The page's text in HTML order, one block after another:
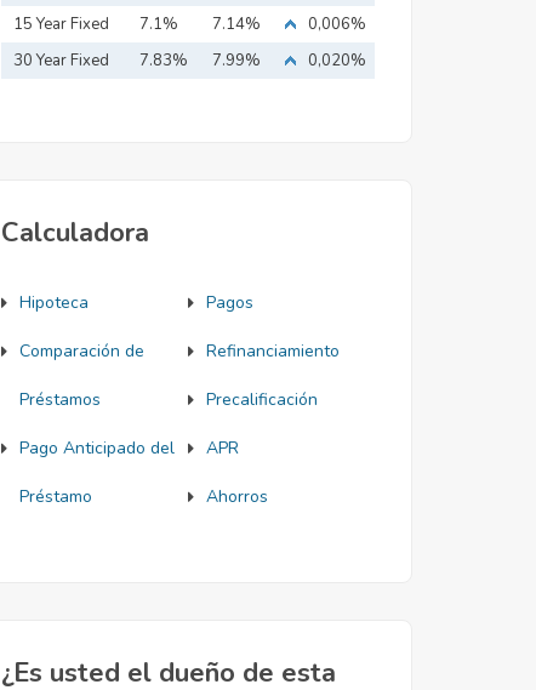
15 Year Fixed
Mortgage
7.1% 7.14%
0,006%
30 Year Fixed
7.83% 7.99% 0,020%
Calculadora
Hipoteca Pagos
Comparación de
Préstamos
Refinanciamiento
Precalificación
Pago Anticipado del
Préstamo
APR
Ahorros
¿Es usted el dueño de esta